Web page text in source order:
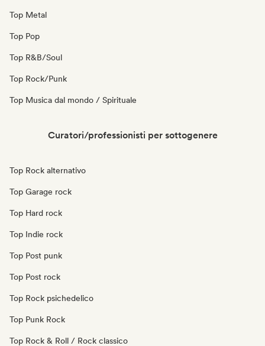
Top Metal
Top Pop
Top R&B/Soul
Top Rock/Punk
Top Musica dal mondo / Spirituale
Curatori/professionisti per sottogenere
Top Rock alternativo
Top Garage rock
Top Hard rock
Top Indie rock
Top Post punk
Top Post rock
Top Rock psichedelico
Top Punk Rock
Top Rock & Roll / Rock classico